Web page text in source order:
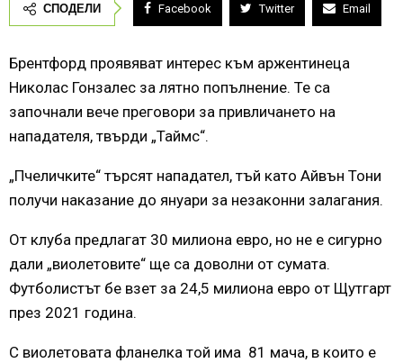
СПОДЕЛИ Facebook Twitter Email
Брентфорд проявяват интерес към аржентинеца
Николас Гонзалес за лятно попълнение. Те са
започнали вече преговори за привличането на
нападателя, твърди „Таймс“.
„Пчеличките“ търсят нападател, тъй като Айвън Тони
получи наказание до януари за незаконни залагания.
От клуба предлагат 30 милиона евро, но не е сигурно
дали „виолетовите“ ще са доволни от сумата.
Футболистът бе взет за 24,5 милиона евро от Щутгарт
през 2021 година.
С виолетовата фланелка той има 81 мача, в които е